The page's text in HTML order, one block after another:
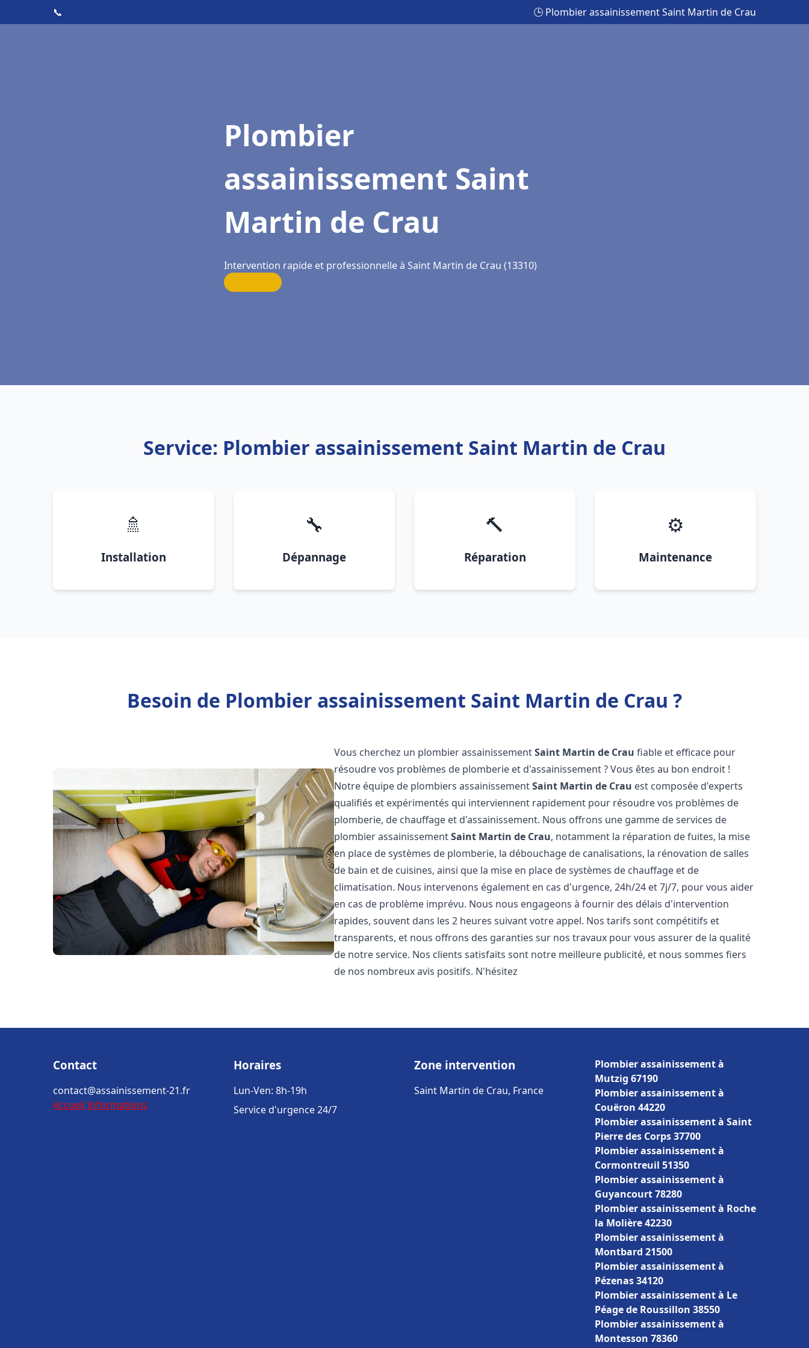
📞 🕒 Plombier assainissement Saint Martin de Crau
Plombier
assainissement Saint
Martin de Crau
Intervention rapide et professionnelle à Saint Martin de Crau (13310)
Service: Plombier assainissement Saint Martin de Crau
🚿
Installation
🔧
Dépannage
🔨
Réparation
⚙️
Maintenance
Besoin de Plombier assainissement Saint Martin de Crau ?
Vous cherchez un plombier assainissementSaint Martin de Crau fiable et efficace pour
résoudre vos problèmes de plomberie et d'assainissement ? Vous êtes au bon endroit !
Notre équipe de plombiers assainissementSaint Martin de Crau est composée d'experts
qualifiés et expérimentés qui interviennent rapidement pour résoudre vos problèmes de
plomberie, de chauffage et d'assainissement. Nous offrons une gamme de services de
plombier assainissementSaint Martin de Crau, notamment la réparation de fuites, la mise
en place de systèmes de plomberie, la débouchage de canalisations, la rénovation de salles
de bain et de cuisines, ainsi que la mise en place de systèmes de chauffage et de
climatisation. Nous intervenons également en cas d'urgence, 24h/24 et 7j/7, pour vous aider
en cas de problème imprévu. Nous nous engageons à fournir des délais d'intervention
rapides, souvent dans les 2 heures suivant votre appel. Nos tarifs sont compétitifs et
transparents, et nous offrons des garanties sur nos travaux pour vous assurer de la qualité
de notre service. Nos clients satisfaits sont notre meilleure publicité, et nous sommes fiers
de nos nombreux avis positifs. N'hésitez
Contact
contact@assainissement-21.fr
Accueil Informations
Horaires
Lun-Ven: 8h-19h
Service d'urgence 24/7
Zone intervention
Saint Martin de Crau, France
Plombier assainissement à
Mutzig 67190
Plombier assainissement à
Couëron 44220
Plombier assainissement à Saint
Pierre des Corps 37700
Plombier assainissement à
Cormontreuil 51350
Plombier assainissement à
Guyancourt 78280
Plombier assainissement à Roche
la Molière 42230
Plombier assainissement à
Montbard 21500
Plombier assainissement à
Pézenas 34120
Plombier assainissement à Le
Péage de Roussillon 38550
Plombier assainissement à
Montesson 78360